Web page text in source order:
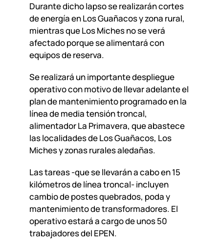
Durante dicho lapso se realizarán cortes
de energía en Los Guañacos y zona rural,
mientras que Los Miches no se verá
afectado porque se alimentará con
equipos de reserva.
Se realizará un importante despliegue
operativo con motivo de llevar adelante el
plan de mantenimiento programado en la
línea de media tensión troncal,
alimentador La Primavera, que abastece
las localidades de Los Guañacos, Los
Miches y zonas rurales aledañas.
Las tareas -que se llevarán a cabo en 15
kilómetros de línea troncal- incluyen
cambio de postes quebrados, poda y
mantenimiento de transformadores. El
operativo estará a cargo de unos 50
trabajadores del EPEN.